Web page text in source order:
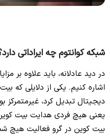
شبکه کوانتوم چه ایراداتی
در دید عادلانه، باید علاوه بر
اشاره کنیم. یکی از دلایلی که
دیجیتال تبدیل کرد، غیرمتمرکز
یعنی هیچ فردی هدایت بیت
بیت کوین در گرو فعالیت